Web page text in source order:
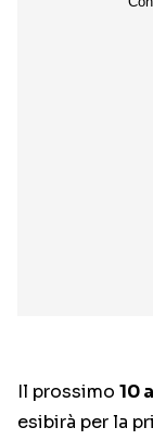
Il prossimo 10
esibirà per la